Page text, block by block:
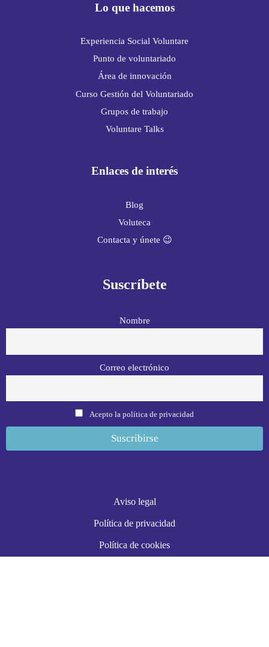
Lo que hacemos
Experiencia Social Voluntare
Punto de voluntariado
Área de innovación
Curso Gestión del Voluntariado
Grupos de trabajo
Voluntare Talks
Enlaces de interés
Blog
Voluteca
Contacta y únete 😉
Suscríbete
Nombre
Correo electrónico
Acepto la política de privacidad
Aviso legal
Política de privacidad
Política de cookies